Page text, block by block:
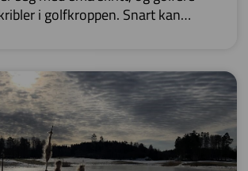
i golfkroppen. Snart kan